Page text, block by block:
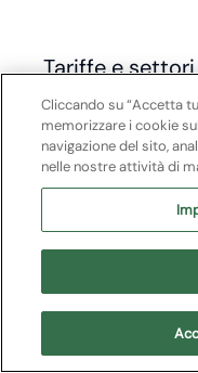
Tariffe e settori
Come
Esperienze
Persone con
Cliccando su “Accetta
memorizzare i cookie
navigazione del sito,
nelle nostre attività di